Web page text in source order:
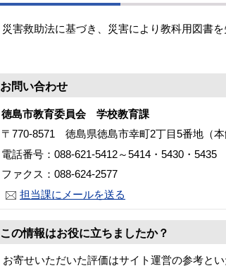
災害救助法に基づき、災害により教科用図書
お問い合わせ
徳島市教育委員会 学校教育課
〒770-8571 徳島県徳島市幸町2丁目5番地（本
電話番号：088-621-5412～5414・5430・5435
ファクス：088-624-2577
担当課にメールを送る
この情報はお役に立ちましたか？
お寄せいただいた評価はサイト運営の参考とい